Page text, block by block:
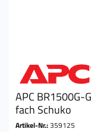
APC BR1500G-
fach Schuko
Artikel-Nr.:359125